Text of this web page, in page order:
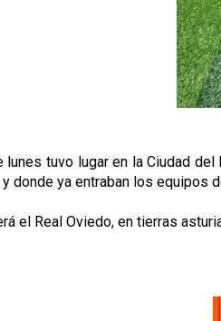
tuvo lugar en la Ciudad
donde ya entraban los equipos
el Real Oviedo, en tierras